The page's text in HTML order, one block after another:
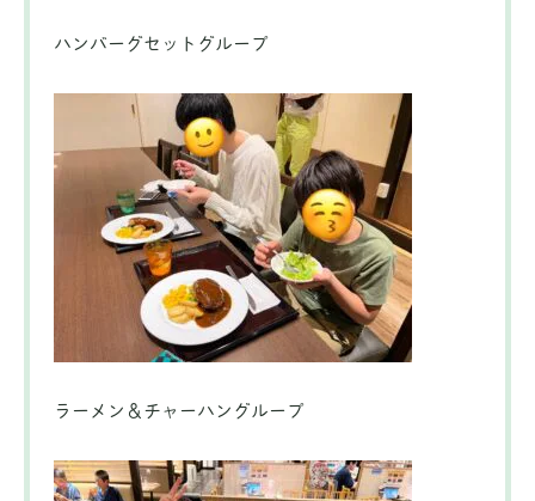
ハンバーグセットグループ
ラーメン＆チャーハングループ